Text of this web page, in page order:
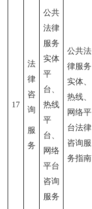
17
法
律
咨
询
服
务
公共
法律
服务
实体
平
台、
热线
平
台、
网络
平台
咨询
服务
公共法
律服务
实体、
热线、
网络平
台法律
咨询服
务指南